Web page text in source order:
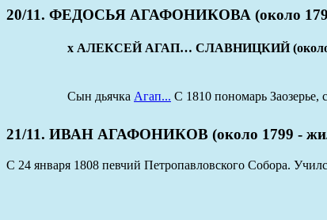
20/11. ФЕДОСЬЯ АГАФОНИКОВА (около
x АЛЕКСЕЙ АГАП… СЛАВНИЦКИЙ (около
Сын дьячка Агап... С 1810 пономарь Заозерье,
21/11. ИВАН АГАФОНИКОВ (около 1799 -
С 24 января 1808 певчий Петропавловского Собора.